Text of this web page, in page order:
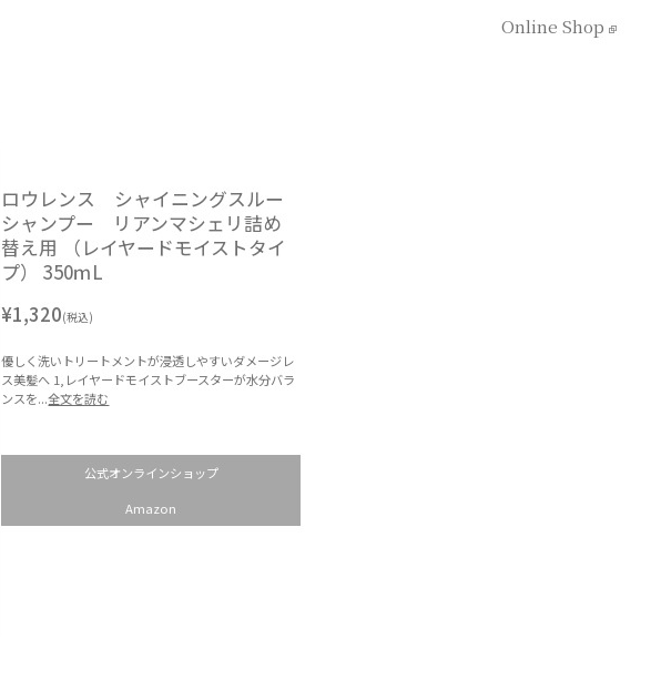
Online Shop
ロウレンス シャイニングスルー
シャンプー リアンマシェリ詰め
替え用 （レイヤードモイストタイ
プ） 350ｍL
¥1,320(税込)
優しく洗いトリートメントが浸透しやすいダメージレ
ス美髪へ 1,レイヤードモイストブースターが水分バラ
ンスを...全文を読む
公式オンラインショップ
Amazon